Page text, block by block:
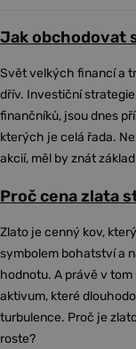
Jak obchodovat
Svět velkých financí a
dřív. Investiční
finančníků, jsou dnes
kterých je celá řada.
akcií, měl by znát
Proč cena zlata
Zlato je cenný kov,
symbolem bohatství a
hodnotu. A právě v
aktivum, které
turbulence. Proč je
roste?